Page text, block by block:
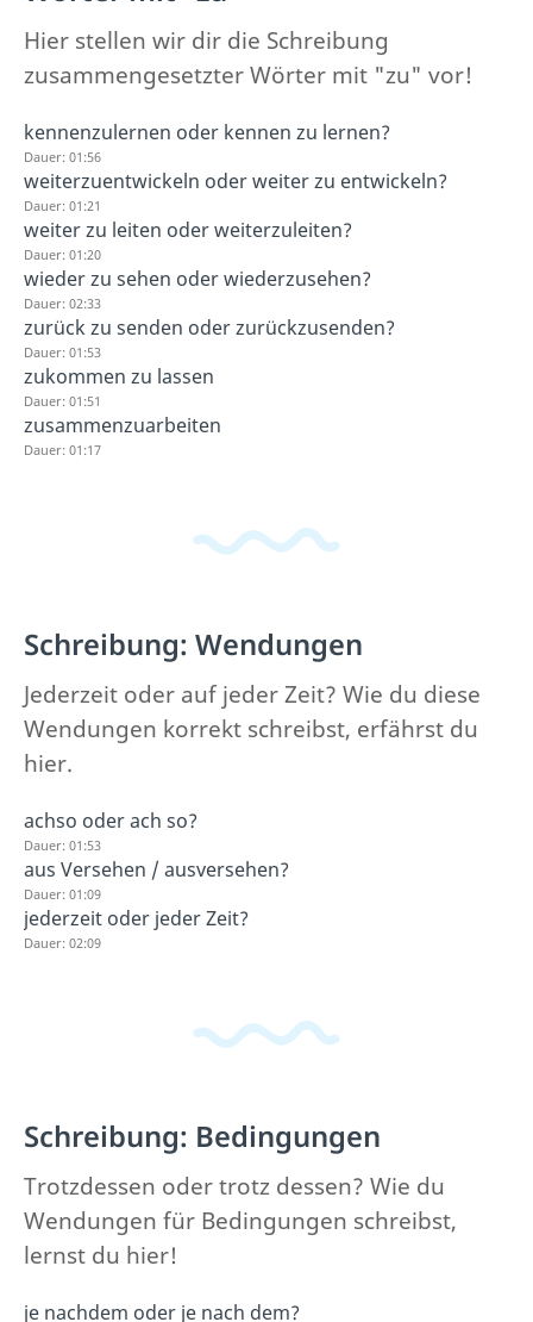
Hier stellen wir dir die Schreibung
zusammengesetzter Wörter mit "zu" vor!
kennenzulernen oder kennen zu lernen?
Dauer: 01:56
weiterzuentwickeln oder weiter zu entwickeln?
Dauer: 01:21
weiter zu leiten oder weiterzuleiten?
Dauer: 01:20
wieder zu sehen oder wiederzusehen?
Dauer: 02:33
zurück zu senden oder zurückzusenden?
Dauer: 01:53
zukommen zu lassen
Dauer: 01:51
zusammenzuarbeiten
Dauer: 01:17
Schreibung: Wendungen
Jederzeit oder auf jeder Zeit? Wie du diese
Wendungen korrekt schreibst, erfährst du
hier.
achso oder ach so?
Dauer: 01:53
aus Versehen / ausversehen?
Dauer: 01:09
jederzeit oder jeder Zeit?
Dauer: 02:09
Schreibung: Bedingungen
Trotzdessen oder trotz dessen? Wie du
Wendungen für Bedingungen schreibst,
lernst du hier!
je nachdem oder je nach dem?